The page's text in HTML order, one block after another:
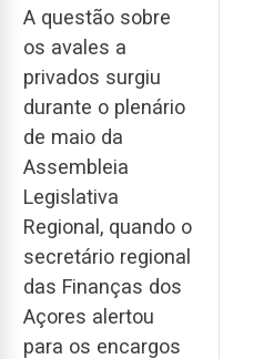
A questão sobre
os avales a
privados surgiu
durante o plenário
de maio da
Assembleia
Legislativa
Regional, quando o
secretário regional
das Finanças dos
Açores alertou
para os encargos